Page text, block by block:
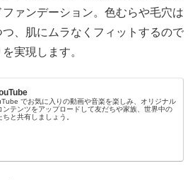
ファンデーション。色むらや毛穴は
、肌にムラなくフィットするので
実現します。
でお気に入りの動画や音楽を楽しみ、オリジナル
ンテンツをアップロードして友だちや家族、世界中の
ちと共有しましょう。